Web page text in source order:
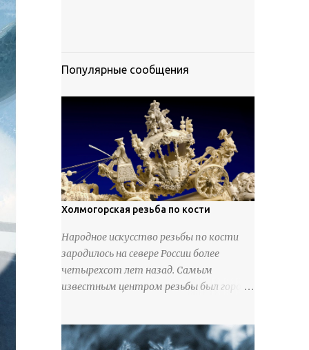
Популярные сообщения
Холмогорская резьба по кости
Народное искусство резьбы по кости
зародилось на севере России более
четырехсот лет назад. Самым
известным центром резьбы был город
служили кости тюленей, рыб и моржей.